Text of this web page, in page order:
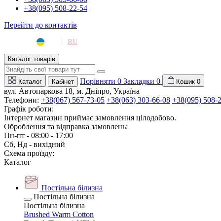
+38(095) 508-22-54
Перейти до контактів
| RU
Каталог товарів
Каталог Кабінет Порівняти 0 Закладки 0 Кошик 0
вул. Автопаркова 18, м. Дніпро, Україна
Телефони: +38(067) 567-73-05 +38(063) 303-66-08 +38(095) 508-
Графік роботи:
Інтернет магазин приймає замовлення цілодобово.
Оброблення та відправка замовлень:
Пн-пт - 08:00 - 17:00
Сб, Нд - вихідний
Схема проїзду:
Каталог
Постільна білизна
Постільна білизна
Постільна білизна
Brushed Warm Cotton